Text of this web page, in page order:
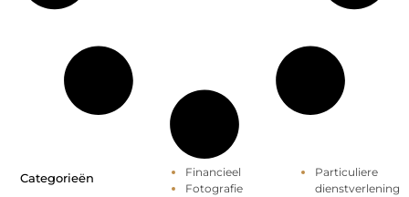
Categorieën
Financieel
Fotografie
Particuliere
dienstverlening